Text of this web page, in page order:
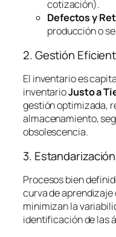
cotización).
Defectos y
producción o
2. Gestión
El inventario es
inventarioJusto a
gestión optimizada,
almacenamiento,
obsolescencia.
3.
Procesos bien
curva de aprendizaje
minimizan la
identificación de las